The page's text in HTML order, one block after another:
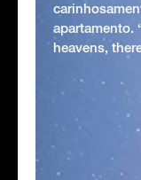
apartamento.
heavens,